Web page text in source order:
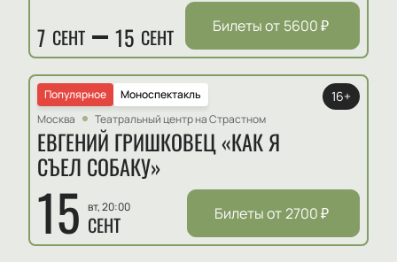
7 СЕНТ 15 СЕНТ Билеты от 5600₽
Моноспектакль
Популярное
Москва
Театральный центр на Страстном
ЕВГЕНИЙ ГРИШКОВЕЦ «КАК Я
СЪЕЛ СОБАКУ»
15 вт, 20:00
СЕНТ
16+
Билеты от2700₽